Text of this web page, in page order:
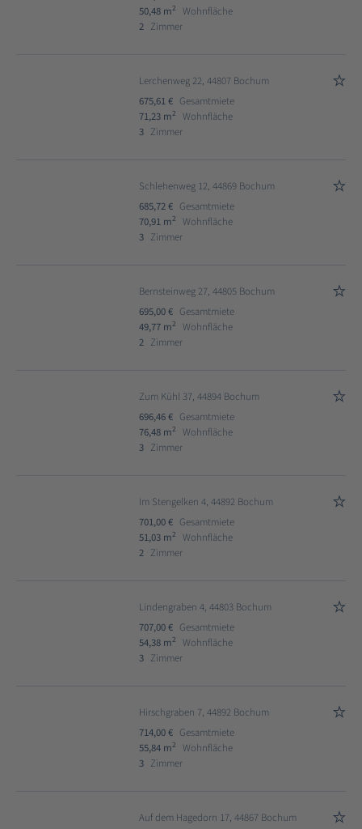
50,48 m2
Wohnfläche
2 Zimmer
Lerchenweg 22, 44807 Bochum
675,61 € Gesamtmiete
71,23 m2
Wohnfläche
3 Zimmer
Schlehenweg 12, 44869 Bochum
685,72 € Gesamtmiete
70,91 m2
Wohnfläche
3 Zimmer
Bernsteinweg 27, 44805 Bochum
695,00 € Gesamtmiete
49,77 m2
Wohnfläche
2 Zimmer
Zum Kühl 37, 44894 Bochum
696,46 € Gesamtmiete
76,48 m2
Wohnfläche
3 Zimmer
Im Stengelken 4, 44892 Bochum
701,00 € Gesamtmiete
51,03 m2
Wohnfläche
2 Zimmer
Lindengraben 4, 44803 Bochum
707,00 € Gesamtmiete
54,38 m2
Wohnfläche
3 Zimmer
Hirschgraben 7, 44892 Bochum
714,00 € Gesamtmiete
55,84 m2
Wohnfläche
3 Zimmer
Auf dem Hagedorn 17, 44867 Bochum